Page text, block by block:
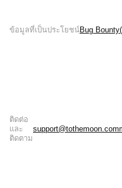
ข้อมูลที่เป็นประโยชน์Bug
ติดต่อ
และ
ติดตาม
support@tothemoon.com